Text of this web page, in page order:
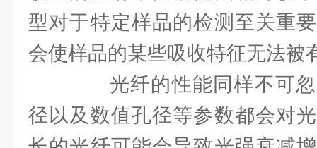
型对于特定样品的检测至关重
会使样品的某些吸收特征无法被
光纤的性能同样不可忽
径以及数值孔径等参数都会对